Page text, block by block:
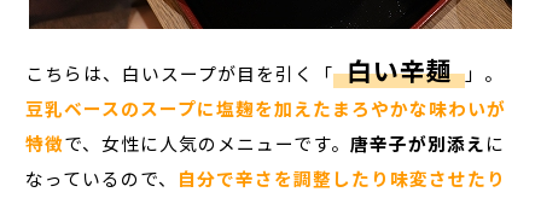
こちらは、白いスープが目を引く「 白い辛麺
」。
豆乳ベースのスープに塩麹を加えたまろやかな味わいが
特徴で、女性に人気のメニューです。唐辛子が別添えに
なっているので、 自分で辛さを調整したり味変させたり